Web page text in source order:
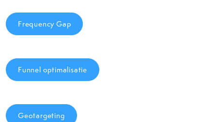
Frequency Gap
Funnel optimalisatie
Geotargeting